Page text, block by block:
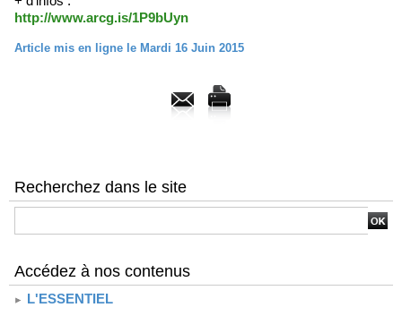
http://www.arcg.is/1P9bUyn
Article mis en ligne le Mardi 16 Juin 2015
Recherchez dans le site
Accédez à nos contenus
L'ESSENTIEL